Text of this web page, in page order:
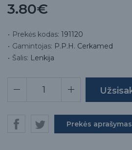
3.80€
Prekės kodas: 191120
Gamintojas: P.P.H. Cerkamed
Šalis: Lenkija
Prekės aprašymas